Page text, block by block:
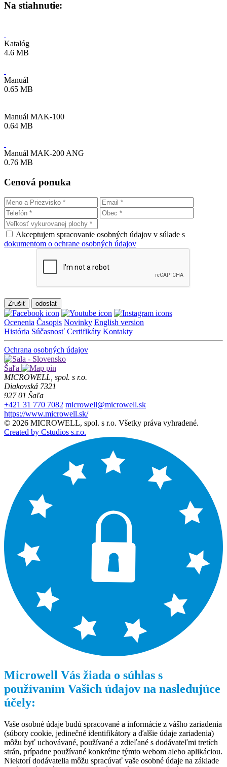
Na stiahnutie:
Katalóg
4.6 MB
Manuál
0.65 MB
Manuál MAK-100
0.64 MB
Manuál MAK-200 ANG
0.76 MB
Cenová ponuka
Akceptujem spracovanie osobných údajov v súlade s
dokumentom o ochrane osobných údajov
Zrušiť
Ocenenia Časopis Novinky English version
História Súčasnosť Certifikáty Kontakty
Ochrana osobných údajov
Šaľa
MICROWELL, spol. s r.o.
Diakovská 7321
927 01 Šaľa
+421 31 770 7082 microwell@microwell.sk
https://www.microwell.sk/
© 2026 MICROWELL, spol. s r.o. Všetky práva vyhradené.
Created by Cstudios s.r.o.
Microwell Vás žiada o súhlas s
používaním Vašich údajov na nasledujúce
účely:
Vaše osobné údaje budú spracované a informácie z vášho zariadenia
(súbory cookie, jedinečné identifikátory a ďalšie údaje zariadenia)
môžu byť uchovávané, používané a zdieľané s dodávateľmi tretích
strán, prípadne používané konkrétne týmto webom alebo aplikáciou.
Niektorí dodávatelia môžu spracúvať vaše osobné údaje na základe